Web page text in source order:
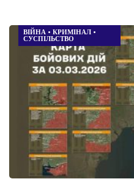
ВІЙНА • КРИМІНАЛ •
СУСПІЛЬСТВО